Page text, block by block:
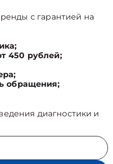
с гарантией на
450 рублей;
обращения;
диагностики и